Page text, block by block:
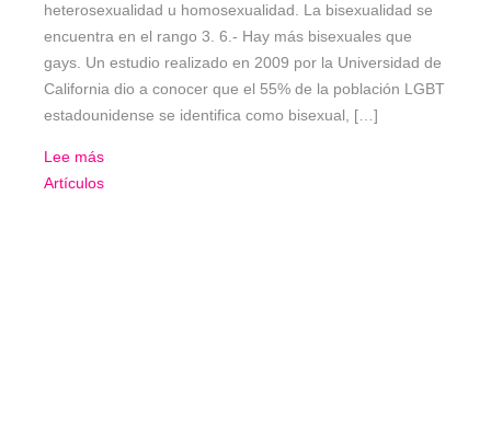
heterosexualidad u homosexualidad. La bisexualidad se
encuentra en el rango 3. 6.- Hay más bisexuales que
gays. Un estudio realizado en 2009 por la Universidad de
California dio a conocer que el 55% de la población LGBT
estadounidense se identifica como bisexual, […]
Lee más
Artículos